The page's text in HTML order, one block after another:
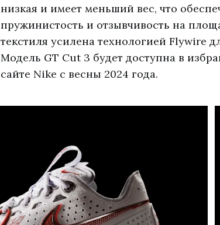
низкая и имеет меньший вес, что
пружинистость и отзывчивость на
текстиля усилена технологией Flywire
Модель GT Cut 3 будет доступна в
сайте Nike с весны 2024 года.